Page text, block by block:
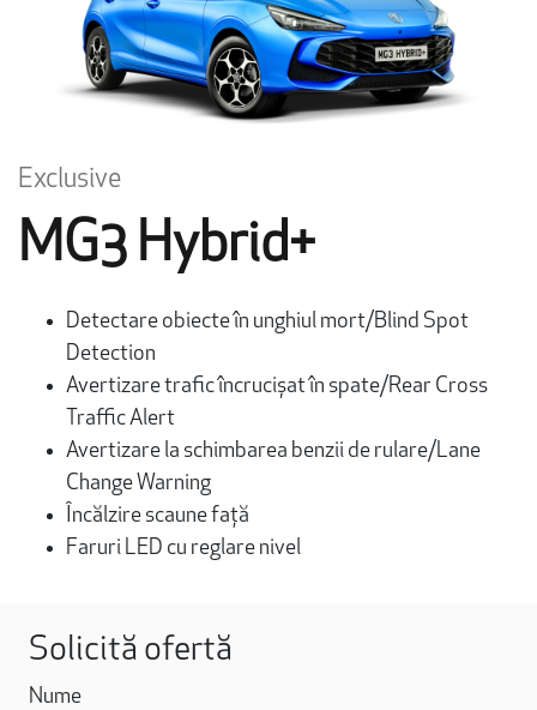
Exclusive
MG3 Hybrid+
Detectare obiecte în unghiul mort/Blind Spot
Detection
Avertizare trafic încrucișat în spate/Rear Cross
Traffic Alert
Avertizare la schimbarea benzii de rulare/Lane
Change Warning
Încălzire scaune față
Faruri LED cu reglare nivel
Solicită ofertă
Nume